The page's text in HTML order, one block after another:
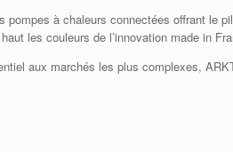
pompes à chaleurs connectées offrant le
les couleurs de l’innovation made in
aux marchés les plus complexes,